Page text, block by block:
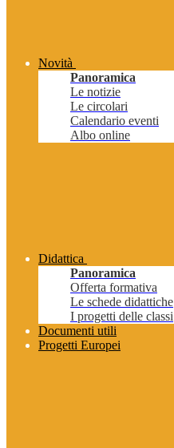
Novità
Panoramica
Le notizie
Le circolari
Calendario eventi
Albo online
Didattica
Panoramica
Offerta formativa
Le schede didattiche
I progetti delle classi
Documenti utili
Progetti Europei